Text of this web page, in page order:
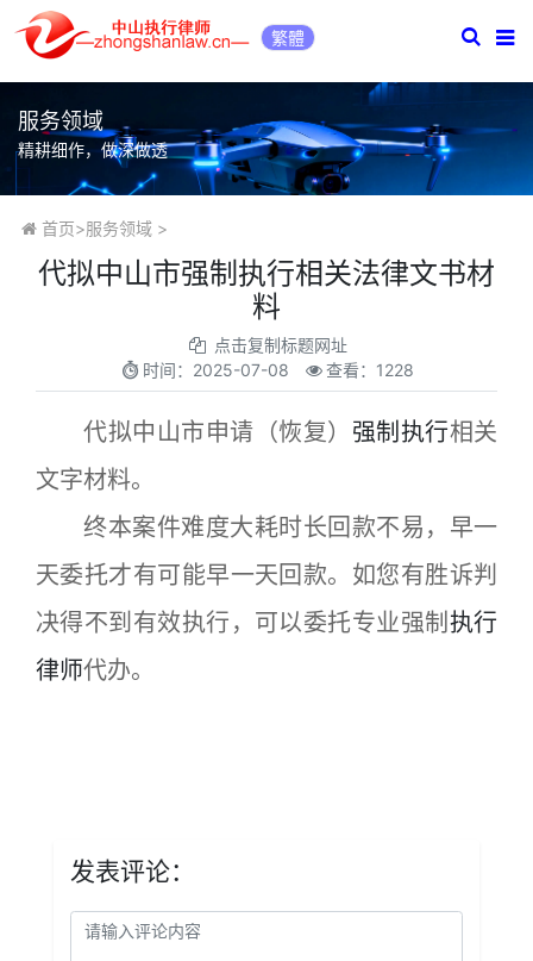
繁體
服务领域
精耕细作，做深做透
首页>服务领域>
代拟中山市强制执行相关法律文书材
料
点击复制标题网址
时间： 2025-07-08 查看：1228
代拟中山市申请（恢复） 强制执行相关
文字材料。
终本案件难度大耗时长回款不易，早一
天委托才有可能早一天回款。如您有胜诉判
决得不到有效执行，可以委托专业强制 执行
律师代办。
发表评论：